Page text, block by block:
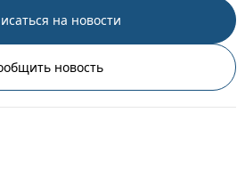
на новости
новость